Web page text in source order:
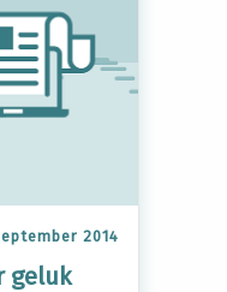
2014
geluk